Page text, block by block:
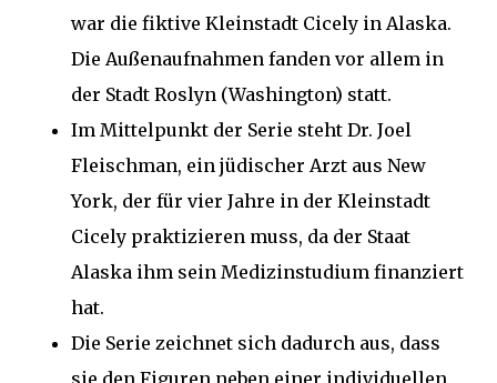
war die fiktive Kleinstadt Cicely in Alaska.
Die Außenaufnahmen fanden vor allem in
der Stadt Roslyn (Washington) statt.
Im Mittelpunkt der Serie steht Dr. Joel
Fleischman, ein jüdischer Arzt aus New
York, der für vier Jahre in der Kleinstadt
Cicely praktizieren muss, da der Staat
Alaska ihm sein Medizinstudium finanziert
hat.
Die Serie zeichnet sich dadurch aus, dass
sie den Figuren neben einer individuellen